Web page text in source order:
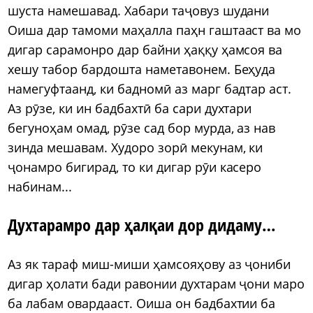
шуста намешавад. Хабари таҷовуз шудани
Оиша дар тамоми маҳалла паҳн гаштааст ва мо
дигар сарамонро дар байни ҳаққу ҳамсоя ва
хешу табор бардошта наметавонем. Беҳуда
намегуфтаанд, ки бадномӣ аз марг бадтар аст.
Аз рӯзе, ки ин бадбахтӣ ба сари духтари
бегуноҳам омад, рӯзе сад бор мурда, аз нав
зинда мешавам. Худоро зорӣ мекунам, ки
ҷонамро бигирад, то ки дигар рӯи касеро
набинам...
Духтарамро дар ҳалқаи дор дидаму…
Аз як тараф миш-миши ҳамсояҳову аз ҷониби
дигар ҳолати бади равонии духтарам ҷони маро
ба лабам овардааст. Оиша он бадбахтии ба